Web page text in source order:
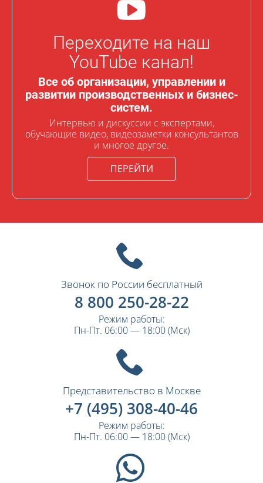
Переходите на наш
YouTube канал!
Все об организации, управлении и
развитии производственных и бизнес-
систем.
Интервью и дискуссии с экспертами,
обучающие видео, видеозаметки консультантов
и многое другое.
ПЕРЕЙТИ
Звонок по России бесплатный
8 800 250-28-22
Режим работы:
Пн-Пт. 06:00 — 18:00 (Мск)
Представительство в Москве
+7 (495) 308-40-46
Режим работы:
Пн-Пт. 06:00 — 18:00 (Мск)